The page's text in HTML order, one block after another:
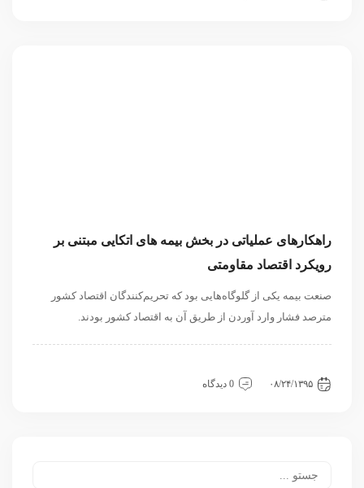
راهکارهای عملیاتی در بخش بیمه های اتکایی مبتنی بر
رویکرد اقتصاد مقاومتی
صنعت بیمه یکی از گلوگاه‌هایی بود که تحریم‌کنندگان اقتصاد کشور
مترصد فشار وارد آوردن از طریق آن به اقتصاد کشور بودند.
۰۸/۲۴/۱۳۹۵
0 دیدگاه